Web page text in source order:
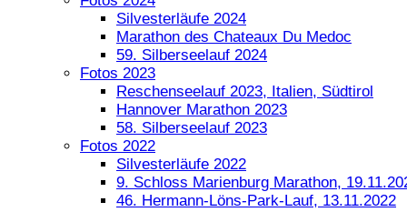
Silvesterläufe 2024
Marathon des Chateaux Du Medoc
59. Silberseelauf 2024
Fotos 2023
Reschenseelauf 2023, Italien, Südtirol
Hannover Marathon 2023
58. Silberseelauf 2023
Fotos 2022
Silvesterläufe 2022
9. Schloss Marienburg Marathon,
46. Hermann-Löns-Park-Lauf, 13.11.2022